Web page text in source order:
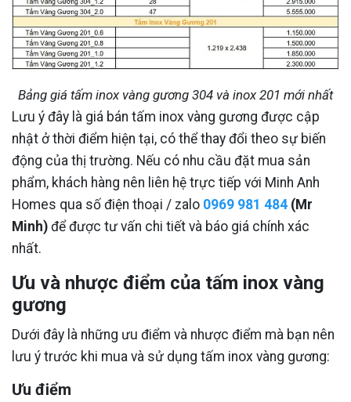
Bảng giá tấm inox vàng gương 304 và inox 201 mới nhất
Lưu ý đây là giá bán tấm inox vàng gương được cập
nhật ở thời điểm hiện tại, có thể thay đổi theo sự biến
động của thị trường. Nếu có nhu cầu đặt mua sản
phẩm, khách hàng nên liên hệ trực tiếp với Minh Anh
Homes qua số điện thoại / zalo 0969 981 484 (Mr
Minh) để được tư vấn chi tiết và báo giá chính xác
nhất.
Ưu và nhược điểm của tấm inox vàng
gương
Dưới đây là những ưu điểm và nhược điểm mà bạn nên
lưu ý trước khi mua và sử dụng tấm inox vàng gương:
Ưu điểm